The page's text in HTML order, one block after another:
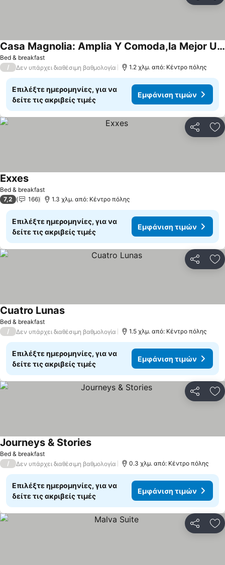
Bed & breakfast
Casa Magnolia: Amplia Y Comoda,la Mejor Ubicacion
/ Δεν υπάρχει διαθέσιμη βαθμολογία 1.2 χλμ. από: Κέντρο πόλης
Επιλέξτε ημερομηνίες, για να
δείτε τις ακριβείς τιμές
Εμφάνιση τιμών
Bed & breakfast
Exxes
7,2 166 1.3 χλμ. από: Κέντρο πόλης
Επιλέξτε ημερομηνίες, για να
δείτε τις ακριβείς τιμές
Εμφάνιση τιμών
Bed & breakfast
Cuatro Lunas
/ Δεν υπάρχει διαθέσιμη βαθμολογία 1.5 χλμ. από: Κέντρο πόλης
Επιλέξτε ημερομηνίες, για να
δείτε τις ακριβείς τιμές
Εμφάνιση τιμών
Bed & breakfast
Journeys & Stories
/ Δεν υπάρχει διαθέσιμη βαθμολογία 0.3 χλμ. από: Κέντρο πόλης
Επιλέξτε ημερομηνίες, για να
δείτε τις ακριβείς τιμές
Εμφάνιση τιμών